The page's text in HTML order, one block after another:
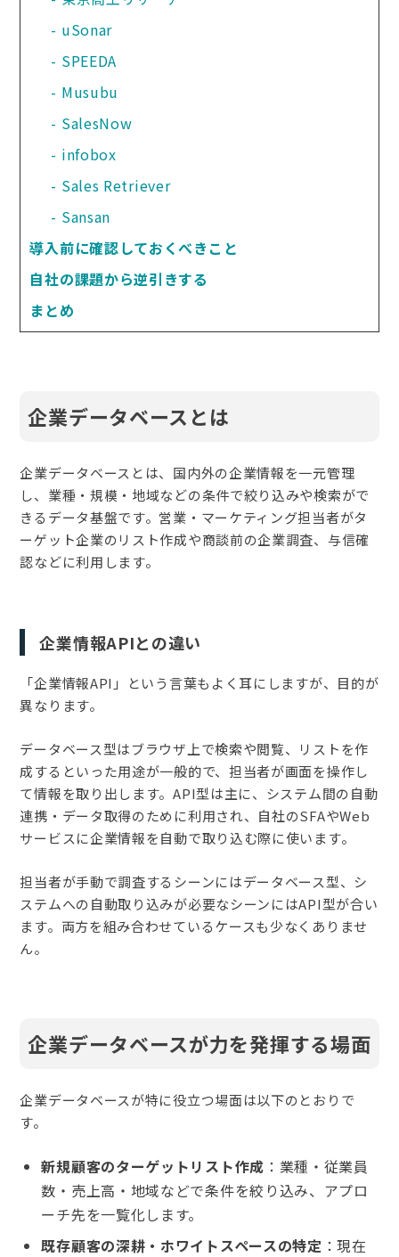
uSonar
SPEEDA
Musubu
SalesNow
infobox
Sales Retriever
Sansan
導入前に確認しておくべきこと
自社の課題から逆引きする
まとめ
企業データベースとは
企業データベースとは、国内外の企業情報を一元管理
し、業種・規模・地域などの条件で絞り込みや検索がで
きるデータ基盤です。営業・マーケティング担当者がタ
ーゲット企業のリスト作成や商談前の企業調査、与信確
認などに利用します。
企業情報APIとの違い
「企業情報API」という言葉もよく耳にしますが、目的が
異なります。
データベース型はブラウザ上で検索や閲覧、リストを作
成するといった用途が一般的で、担当者が画面を操作し
て情報を取り出します。API型は主に、システム間の自動
連携・データ取得のために利用され、自社のSFAやWeb
サービスに企業情報を自動で取り込む際に使います。
担当者が手動で調査するシーンにはデータベース型、シ
ステムへの自動取り込みが必要なシーンにはAPI型が合い
ます。両方を組み合わせているケースも少なくありませ
ん。
企業データベースが力を発揮する場面
企業データベースが特に役立つ場面は以下のとおりで
す。
新規顧客のターゲットリスト作成 ：業種・従業員
数・売上高・地域などで条件を絞り込み、アプロ
ーチ先を一覧化します。
既存顧客の深耕・ホワイトスペースの特定 ：現在